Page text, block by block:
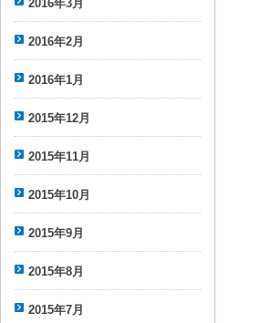
2016年3月
2016年2月
2016年1月
2015年12月
2015年11月
2015年10月
2015年9月
2015年8月
2015年7月